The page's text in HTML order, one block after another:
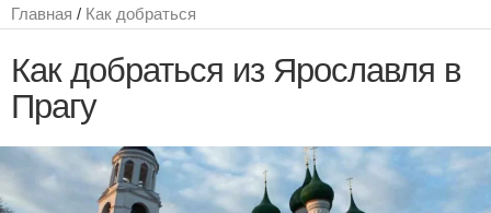
Главная / Как добраться
Как добраться из Ярославля в
Прагу